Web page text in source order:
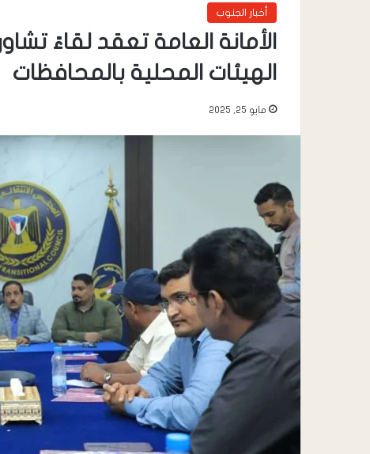
أخبار الجنوب
الأمانة العامة تعقد لقاءً
الهيئات المحلية بالمحافظات
مايو 25, 2025
خطاب” يعزي في
صالح المقرعي